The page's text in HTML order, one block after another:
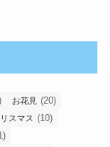
お花見 (20)
スマス (10)